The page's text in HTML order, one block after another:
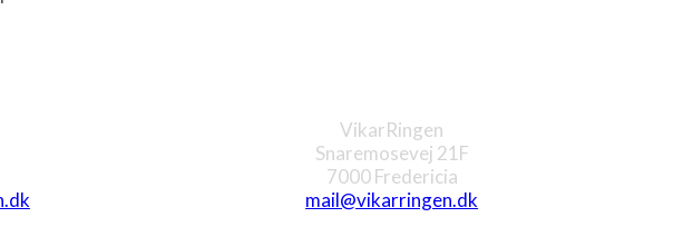
VikarRingen
Snaremosevej 21F
7000 Fredericia
mail@vikarringen.dk